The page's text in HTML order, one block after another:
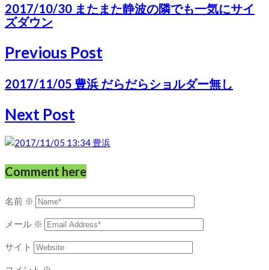
2017/10/30 またまた静波の隣でも一気にサイ
ズダウン
Previous Post
2017/11/05 豊浜 だらだらショルダー無し
Next Post
Comment here
名前 ※
メール ※
サイト